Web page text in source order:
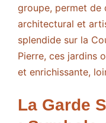
groupe, permet de
architectural et
splendide sur la
Pierre, ces jardins
et enrichissante,
La Garde